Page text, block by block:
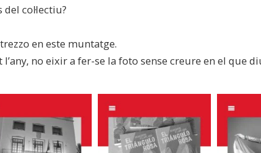
col·lectiu?
en este muntatge.
no eixir a fer-se la foto sense creure en el que